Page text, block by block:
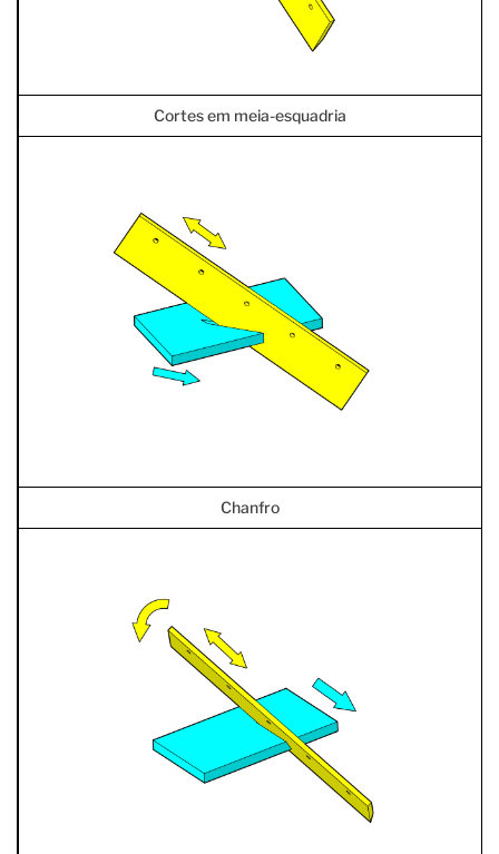
Cortes em meia-esquadria
Chanfro